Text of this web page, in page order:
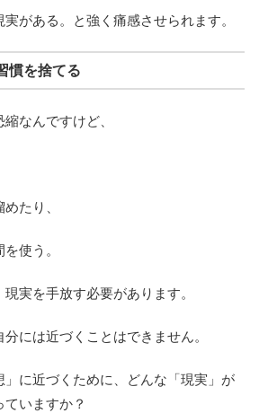
がある。と強く痛感させられます。
慣を捨てる
なんですけど、
たり、
使う。
実を手放す必要があります。
には近づくことはできません。
に近づくために、どんな「現実」が
いますか？